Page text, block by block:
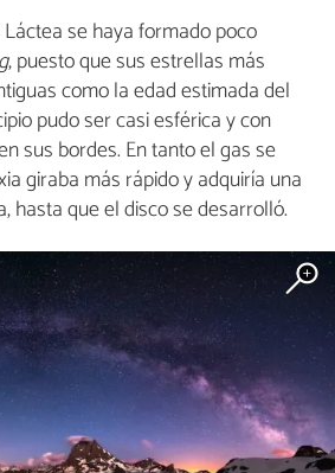
se haya formado poco
, puesto que sus estrellas más
como la edad estimada del
pudo ser casi esférica y con
sus bordes. En tanto el gas se
giraba más rápido y adquiría una
hasta que el disco se desarrolló.